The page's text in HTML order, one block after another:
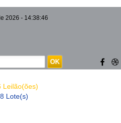
2026 - 14:38:46
OK
Leilão(ões)
Lote(s)